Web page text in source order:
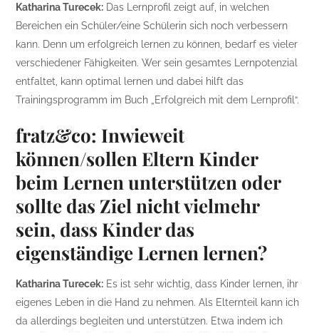
Katharina Turecek: Das Lernprofil zeigt auf, in welchen
Bereichen ein Schüler/eine Schülerin sich noch verbessern
kann. Denn um erfolgreich lernen zu können, bedarf es vieler
verschiedener Fähigkeiten. Wer sein gesamtes Lernpotenzial
entfaltet, kann optimal lernen und dabei hilft das
Trainingsprogramm im Buch „Erfolgreich mit dem Lernprofil“.
fratz&co: Inwieweit
können/sollen Eltern Kinder
beim Lernen unterstützen oder
sollte das Ziel nicht vielmehr
sein, dass Kinder das
eigenständige Lernen lernen?
Katharina Turecek: Es ist sehr wichtig, dass Kinder lernen, ihr
eigenes Leben in die Hand zu nehmen. Als Elternteil kann ich
da allerdings begleiten und unterstützen. Etwa indem ich